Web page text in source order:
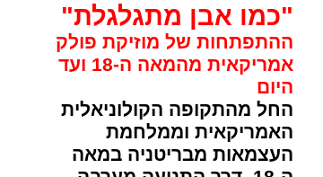
"כמו אבן מתגלגלת"
ההתפתחות של מוזיקת פולק
אמריקאית מהמאה ה-18 ועד
היום
החל מהתקופה הקולוניאלית
האמריקאית וממלחמת
העצמאות מבריטניה במאה